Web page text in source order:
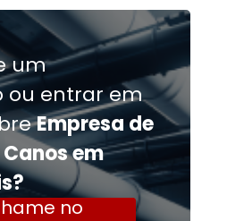
um
ou entrar em
Empresa de
em
no